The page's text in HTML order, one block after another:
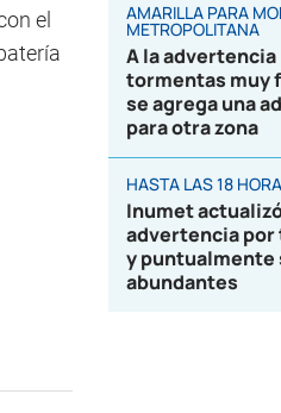
el
AMARILLA PARA
METROPOLITANA
A la
tormentas muy
se agrega una
para otra zona
HASTA LAS 18
Inumet
advertencia
y puntualmente
abundantes